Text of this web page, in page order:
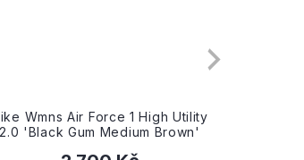
Nike Wmns Air Force 1 Shadow
'White Metallic Silver'